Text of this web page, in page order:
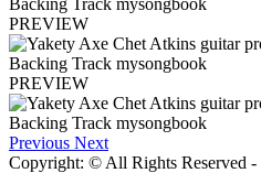
PREVIEW
PREVIEW
Previous Next
Copyright: © All Rights Reserved -